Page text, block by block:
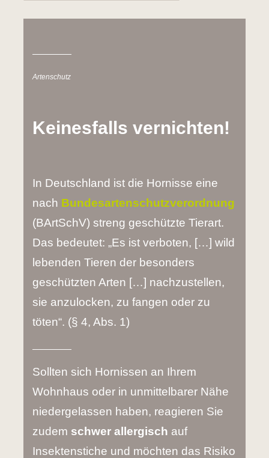
Artenschutz
Keinesfalls vernichten!
In Deutschland ist die Hornisse eine
nach Bundesartenschutzverordnung
(BArtSchV) streng geschützte Tierart.
Das bedeutet: „Es ist verboten, […] wild
lebenden Tieren der besonders
geschützten Arten […] nachzustellen,
sie anzulocken, zu fangen oder zu
töten“. (§ 4, Abs. 1)
Sollten sich Hornissen an Ihrem
Wohnhaus oder in unmittelbarer Nähe
niedergelassen haben, reagieren Sie
zudem schwer allergisch auf
Insektenstiche und möchten das Risiko